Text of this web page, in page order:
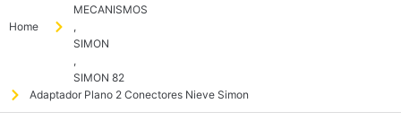
Home
MECANISMOS
,
SIMON
,
SIMON 82
Adaptador Plano 2 Conectores Nieve Simon